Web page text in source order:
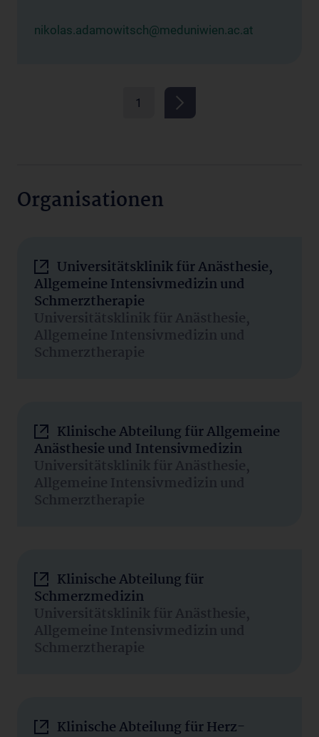
nikolas.adamowitsch@meduniwien.ac.at
1
Organisationen
Universitätsklinik für Anästhesie,
Allgemeine Intensivmedizin und
Schmerztherapie
Universitätsklinik für Anästhesie,
Allgemeine Intensivmedizin und
Schmerztherapie
Klinische Abteilung für Allgemeine
Anästhesie und Intensivmedizin
Universitätsklinik für Anästhesie,
Allgemeine Intensivmedizin und
Schmerztherapie
Klinische Abteilung für
Schmerzmedizin
Universitätsklinik für Anästhesie,
Allgemeine Intensivmedizin und
Schmerztherapie
Klinische Abteilung für Herz-